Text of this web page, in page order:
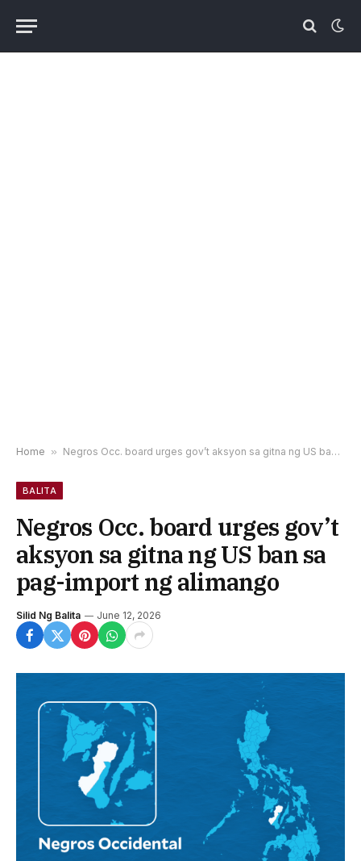
Home » Negros Occ. board urges gov’t aksyon sa gitna ng US ban sa pag-import ng alimango
BALITA
Negros Occ. board urges gov’t
aksyon sa gitna ng US ban sa
pag-import ng alimango
Silid Ng Balita June 12, 2026